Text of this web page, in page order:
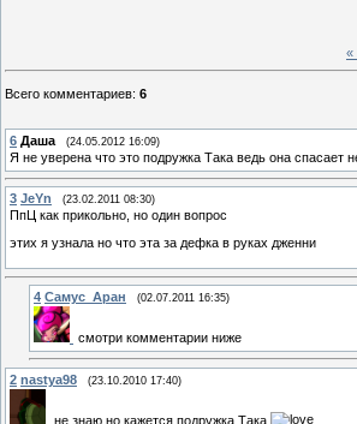
«
Всего комментариев: 6
6 Даша (24.05.2012 16:09)
Я не уверена что это подружка Така ведь она спасает
3 JeYn (23.02.2011 08:30)
ПпЦ как прикольно, но один вопрос
этих я узнала но что эта за дефка в руках дженни
4 Самус_Аран (02.07.2011 16:35)
смотри комментарии ниже
2 nastya98 (23.10.2010 17:40)
не знаю но кажется подружка Така